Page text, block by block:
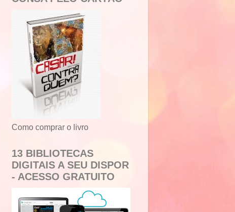
Como comprar o livro
13 BIBLIOTECAS
DIGITAIS A SEU DISPOR
- ACESSO GRATUITO